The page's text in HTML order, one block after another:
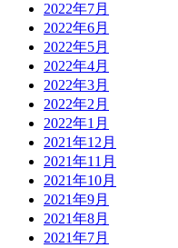
2022年7月
2022年6月
2022年5月
2022年4月
2022年3月
2022年2月
2022年1月
2021年12月
2021年11月
2021年10月
2021年9月
2021年8月
2021年7月